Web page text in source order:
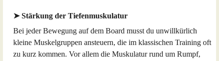
➤ Stärkung der Tiefenmuskulatur
Bei jeder Bewegung auf dem Board musst du unwillkürlich
kleine Muskelgruppen ansteuern, die im klassischen Training oft
zu kurz kommen. Vor allem die Muskulatur rund um Rumpf,